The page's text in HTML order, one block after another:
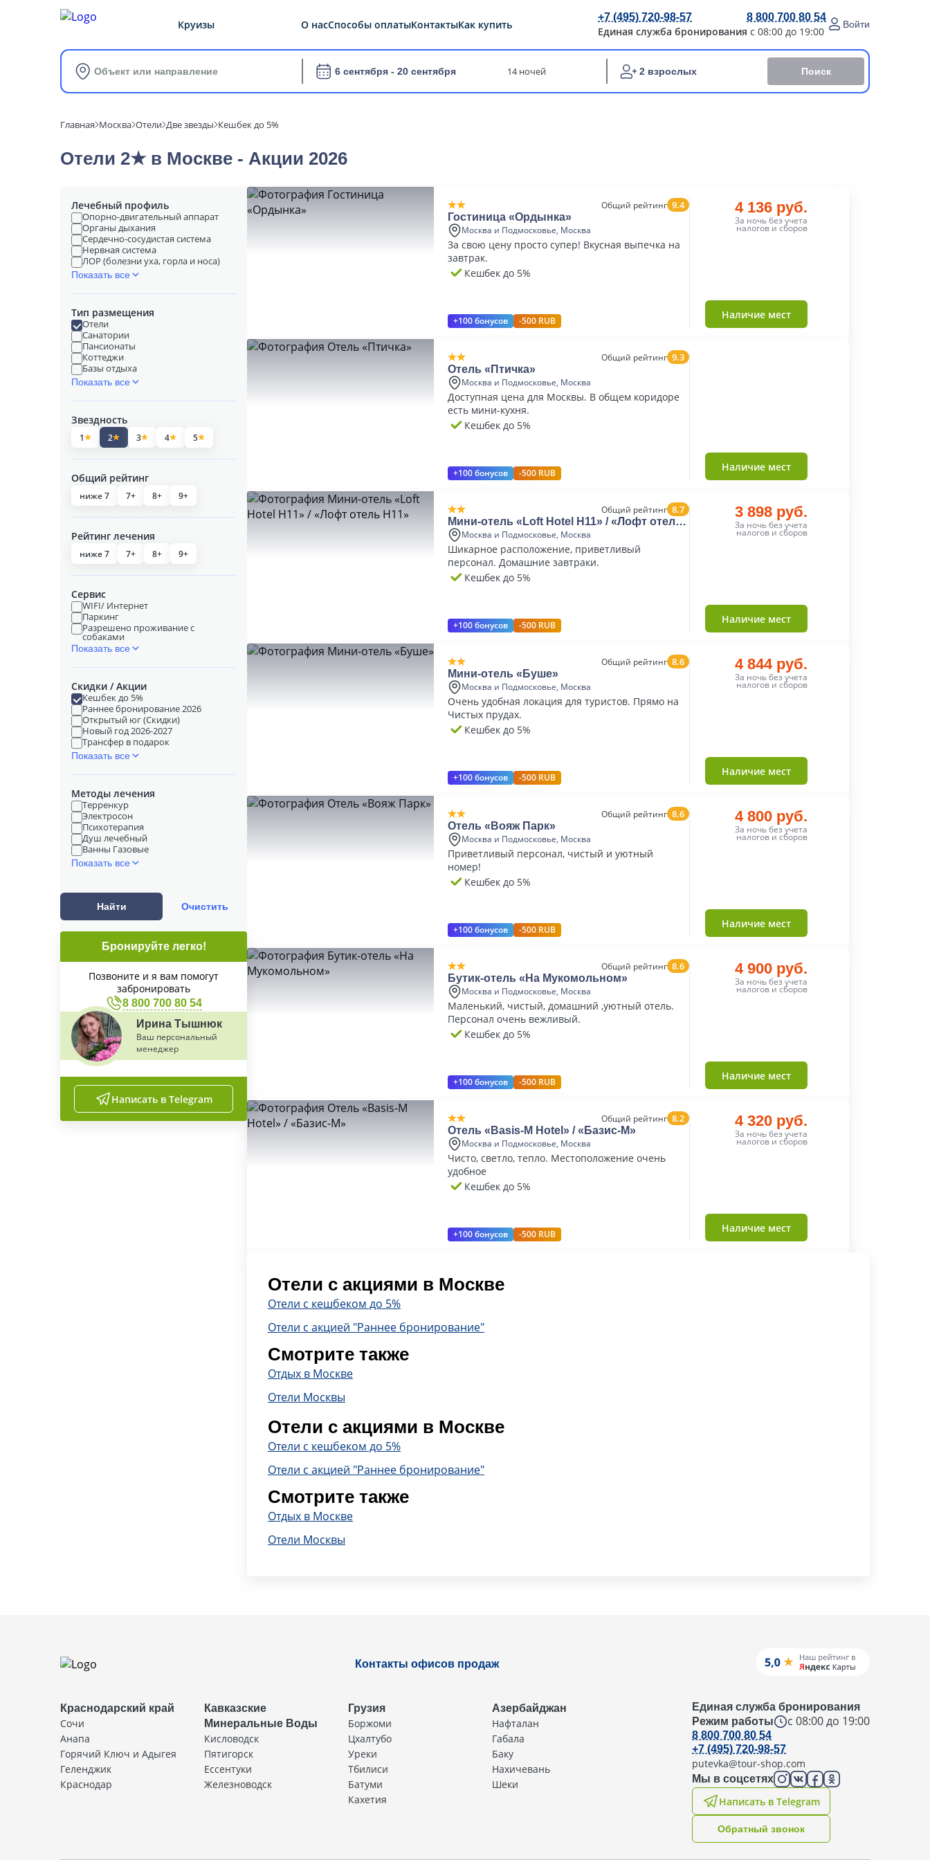
Круизы О насСпособы оплатыКонтактыКак купить
+7 (495) 720-98-57 8 800 700 80 54
Единая служба бронирования с 08:00 до 19:00
Войти
Объект или направление 6 сентября - 20 сентября 14 ночей 2 взрослых Поиск
Главная Москва Отели Две звезды Кешбек до 5%
Отели 2★ в Москве - Акции 2026
Лечебный профиль
Опорно-двигательный аппарат
Органы дыхания
Сердечно-сосудистая система
Нервная система
ЛОР (болезни уха, горла и носа)
Показать все
Тип размещения
Отели
Санатории
Пансионаты
Коттеджи
Базы отдыха
Показать все
Звездность
1 2 3 4 5
Общий рейтинг
ниже 7 7+ 8+ 9+
Рейтинг лечения
ниже 7 7+ 8+ 9+
Сервис
WIFI/ Интернет
Паркинг
Разрешено проживание с
собаками
Показать все
Скидки / Акции
Кешбек до 5%
Раннее бронирование 2026
Открытый юг (Скидки)
Новый год 2026-2027
Трансфер в подарок
Показать все
Методы лечения
Терренкур
Электросон
Психотерапия
Душ лечебный
Ванны Газовые
Показать все
Найти Очистить
Бронируйте легко!
Позвоните и я вам помогут
забронировать
8 800 700 80 54
Ирина Тышнюк
Ваш персональный
менеджер
Написать в Telegram
Общий рейтинг 9.4
Гостиница «Ордынка»
Москва и Подмосковье, Москва
За свою цену просто супер! Вкусная выпечка на
завтрак.
Кешбек до 5%
+100 бонусов -500 RUB
4 136 руб.
За ночь без учета
налогов и сборов
Наличие мест
Общий рейтинг 9.3
Отель «Птичка»
Москва и Подмосковье, Москва
Доступная цена для Москвы. В общем коридоре
есть мини-кухня.
Кешбек до 5%
+100 бонусов -500 RUB Наличие мест
Общий рейтинг 8.7
Мини-отель «Loft Hotel H11» / «Лофт отель
Н11»Москва и Подмосковье, Москва
Шикарное расположение, приветливый
персонал. Домашние завтраки.
Кешбек до 5%
+100 бонусов -500 RUB
3 898 руб.
За ночь без учета
налогов и сборов
Наличие мест
Общий рейтинг 8.6
Мини-отель «Буше»
Москва и Подмосковье, Москва
Очень удобная локация для туристов. Прямо на
Чистых прудах.
Кешбек до 5%
+100 бонусов -500 RUB
4 844 руб.
За ночь без учета
налогов и сборов
Наличие мест
Общий рейтинг 8.6
Отель «Вояж Парк»
Москва и Подмосковье, Москва
Приветливый персонал, чистый и уютный
номер!
Кешбек до 5%
+100 бонусов -500 RUB
4 800 руб.
За ночь без учета
налогов и сборов
Наличие мест
Общий рейтинг 8.6
Бутик-отель «На Мукомольном»
Москва и Подмосковье, Москва
Маленький, чистый, домашний ,уютный отель.
Персонал очень вежливый.
Кешбек до 5%
+100 бонусов -500 RUB
4 900 руб.
За ночь без учета
налогов и сборов
Наличие мест
Общий рейтинг 8.2
Отель «Basis-M Hotel» / «Базис-М»
Москва и Подмосковье, Москва
Чисто, светло, тепло. Местоположение очень
удобное
Кешбек до 5%
+100 бонусов -500 RUB
4 320 руб.
За ночь без учета
налогов и сборов
Наличие мест
Отели с акциями в Москве
Отели с кешбеком до 5%
Отели с акцией "Раннее бронирование"
Смотрите также
Отдых в Москве
Отели Москвы
Отели с акциями в Москве
Отели с кешбеком до 5%
Отели с акцией "Раннее бронирование"
Смотрите также
Отдых в Москве
Отели Москвы
Контакты офисов продаж
Краснодарский край
Сочи
Анапа
Горячий Ключ и Адыгея
Геленджик
Краснодар
Кавказские
Минеральные Воды
Кисловодск
Пятигорск
Ессентуки
Железноводск
Грузия
Боржоми
Цхалтубо
Уреки
Тбилиси
Батуми
Кахетия
Азербайджан
Нафталан
Габала
Баку
Нахичевань
Шеки
Единая служба бронирования
Режим работы
с 08:00 до 19:00
8 800 700 80 54
+7 (495) 720-98-57
putevka@tour-shop.com
Мы в соцсетях
Написать в Telegram
Oбратный звонок